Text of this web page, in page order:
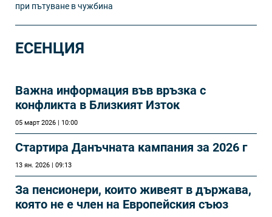
при пътуване в чужбина
ЕСЕНЦИЯ
Важна информация във връзка с
конфликта в Близкият Изток
05 март 2026 | 10:00
Стартира Данъчната кампания за 2026 г
13 ян. 2026 | 09:13
За пенсионери, които живеят в държава,
която не е член на Европейския съюз